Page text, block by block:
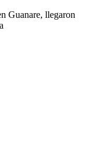
Guanare, llegaron